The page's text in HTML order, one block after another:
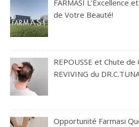
FARMASI L’Excellence
de Votre Beauté!
REPOUSSE et Chute
REVIVING du
Opportunité Farmasi